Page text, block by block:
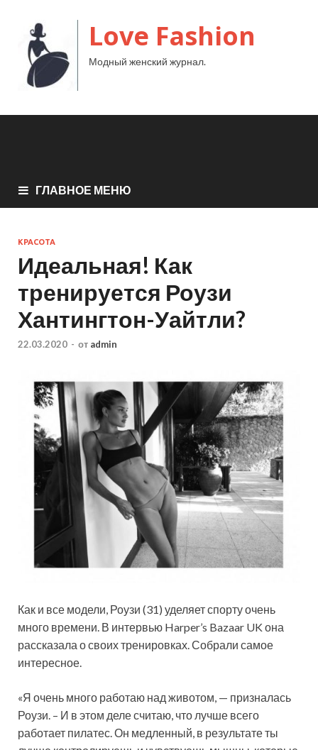
Love Fashion
Модный женский журнал.
ГЛАВНОЕ МЕНЮ
КРАСОТА
Идеальная! Как
тренируется Роузи
Хантингтон-Уайтли?
22.03.2020 - от admin
Как и все модели, Роузи (31) уделяет спорту очень
много времени. В интервью Harper’s Bazaar UK она
рассказала о своих тренировках. Собрали самое
интересное.
«Я очень много работаю над животом, — призналась
Роузи. – И в этом деле считаю, что лучше всего
работает пилатес. Он медленный, в результате ты